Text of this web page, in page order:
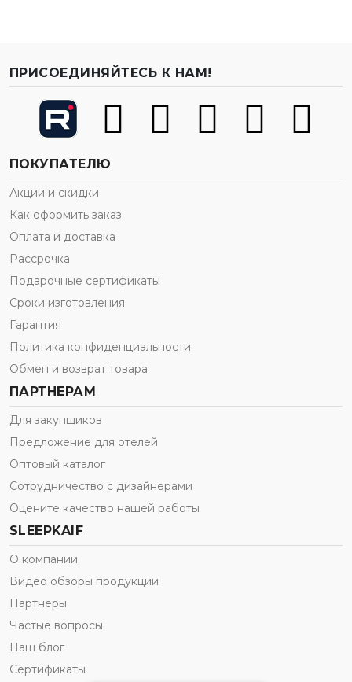
ПРИСОЕДИНЯЙТЕСЬ К НАМ!
ПОКУПАТЕЛЮ
Акции и скидки
Как оформить заказ
Оплата и доставка
Рассрочка
Подарочные сертификаты
Сроки изготовления
Гарантия
Политика конфиденциальности
Обмен и возврат товара
ПАРТНЕРАМ
Для закупщиков
Предложение для отелей
Оптовый каталог
Сотрудничество с дизайнерами
Оцените качество нашей работы
SLEEPKAIF
О компании
Видео обзоры продукции
Партнеры
Частые вопросы
Наш блог
Сертификаты